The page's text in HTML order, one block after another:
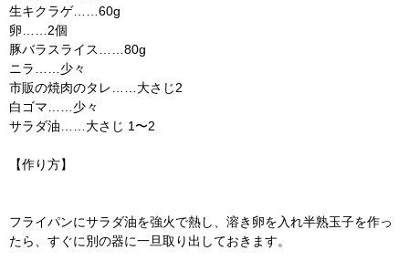
生キクラゲ……60g
卵……2個
豚バラスライス……80g
ニラ……少々
市販の焼肉のタレ……大さじ2
白ゴマ……少々
サラダ油……大さじ 1〜2
【作り方】
フライパンにサラダ油を強火で熱し、溶き卵を入れ半熟玉子を作っ
たら、すぐに別の器に一旦取り出しておきます。